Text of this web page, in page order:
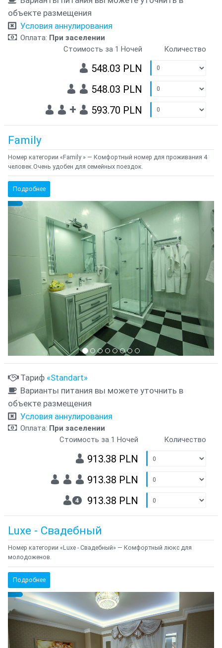
объекте размещения
Условия аннулирования
Оплата: При заселении
Стоимость за 1 Ночей
Количество
548.03 PLN
548.03 PLN
+ 593.70 PLN
Family
Номер категории «Family » — Комфортный номер для проживания 4
человек.Очень удобен для семейных поездок.
Подробнее
{clt_left} 1 Количество
Предыдущий
Тариф «Standart»
Варианты питания вы можете уточнить в
объекте размещения
Условия аннулирования
Оплата: При заселении
Стоимость за 1 Ночей
Количество
913.38 PLN
913.38 PLN
4 913.38 PLN
Luxe - Свадебный
Номер категории «Luxe - Свадебный» — Комфортный люкс для
молодоженов.
Подробнее
{clt_left} 1 Количество
Предыдущий